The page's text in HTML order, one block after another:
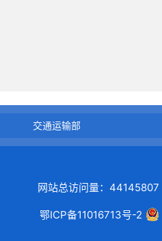
交通运输部
网站总访问量：44145807
鄂ICP备11016713号-2